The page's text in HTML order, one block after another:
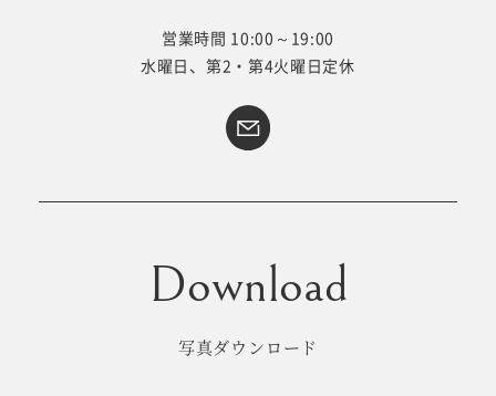
営業時間 10:00～19:00
水曜日、第2・第4火曜日定休
写真ダウンロード